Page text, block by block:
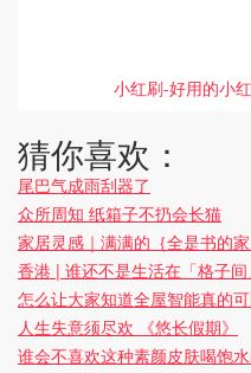
小红刷-好用的小
猜你喜欢：
尾巴气成雨刮器了
众所周知 纸箱子不扔会长猫
家居灵感｜满满的｛全是书的家
香港 | 谁还不是生活在「格子间
怎么让大家知道全屋智能真的可
人生失意须尽欢 《悠长假期》
谁会不喜欢这种素颜皮肤喝饱水